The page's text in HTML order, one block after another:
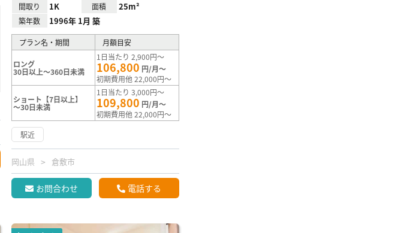
間取り 1K 面積 25m²
築年数 1996年 1月 築
プラン名・期間 月額目安
ロング
30日以上～360日未満
1日当たり 2,900円～
106,800 円/月～
初期費用他 22,000円～
ショート【7日以上】
～30日未満
1日当たり 3,000円～
109,800 円/月～
初期費用他 22,000円～
駅近
岡山県 倉敷市
お問合わせ 電話する